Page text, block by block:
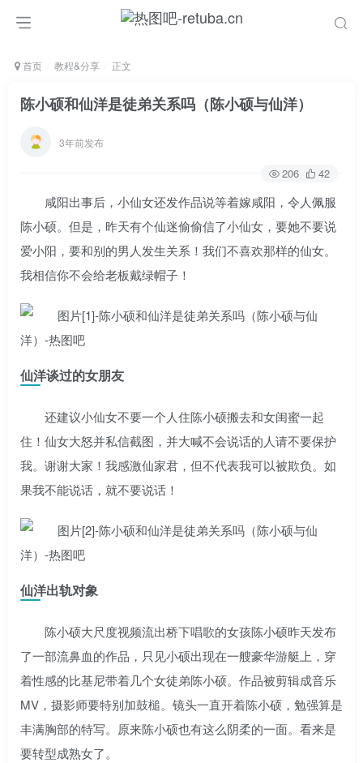
首页 教程&分享 正文
陈小硕和仙洋是徒弟关系吗（陈小硕与仙洋）
3年前发布
206 42
咸阳出事后，小仙女还发作品说等着嫁咸阳，令人佩服
陈小硕。但是，昨天有个仙迷偷偷信了小仙女，要她不要说
爱小阳，要和别的男人发生关系！我们不喜欢那样的仙女。
我相信你不会给老板戴绿帽子！
仙洋谈过的女朋友
还建议小仙女不要一个人住陈小硕搬去和女闺蜜一起
住！仙女大怒并私信截图，并大喊不会说话的人请不要保护
我。谢谢大家！我感激仙家君，但不代表我可以被欺负。如
果我不能说话，就不要说话！
仙洋出轨对象
陈小硕大尺度视频流出桥下唱歌的女孩陈小硕昨天发布
了一部流鼻血的作品，只见小硕出现在一艘豪华游艇上，穿
着性感的比基尼带着几个女徒弟陈小硕。作品被剪辑成音乐
MV，摄影师要特别加鼓槌。镜头一直开着陈小硕，勉强算是
丰满胸部的特写。原来陈小硕也有这么阴柔的一面。看来是
要转型成熟女了。